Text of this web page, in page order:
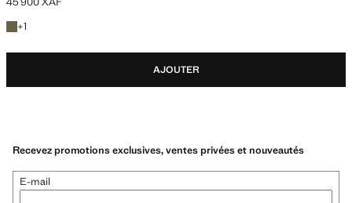
Prix actuel [45 900 XAF ]
+1
+1 couleur
AJOUTER
Recevez promotions exclusives, ventes privées et nouveautés
E-mail